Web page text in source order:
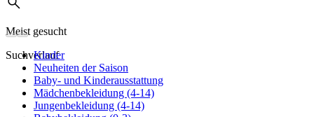
Meist gesucht
Suchverlauf
Kinder
Neuheiten der Saison
Baby- und Kinderausstattung
Mädchenbekleidung (4-14)
Jungenbekleidung (4-14)